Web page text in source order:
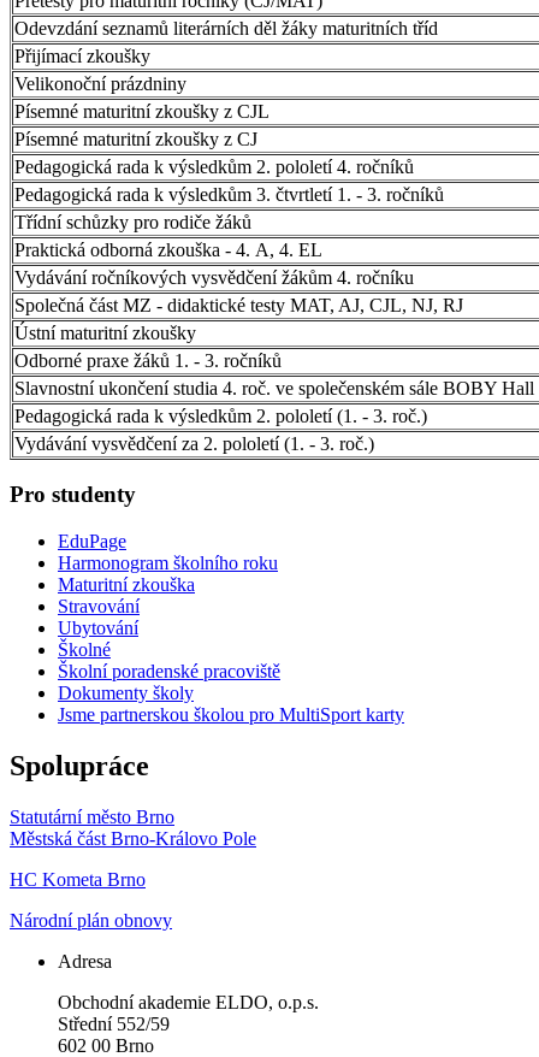
Odevzdání seznamů literárních děl žáky maturitních tříd
Přijímací zkoušky
Velikonoční prázdniny
Písemné maturitní zkoušky z CJL
Písemné maturitní zkoušky z CJ
Pedagogická rada k výsledkům 2. pololetí 4. ročníků
Pedagogická rada k výsledkům 3. čtvrtletí 1. - 3. ročníků
Třídní schůzky pro rodiče žáků
Praktická odborná zkouška - 4. A, 4. EL
Vydávání ročníkových vysvědčení žákům 4. ročníku
Společná část MZ - didaktické testy MAT, AJ, CJL, NJ, RJ
Ústní maturitní zkoušky
Odborné praxe žáků 1. - 3. ročníků
Slavnostní ukončení studia 4. roč. ve společenském sále BOBY Hall
Pedagogická rada k výsledkům 2. pololetí (1. - 3. roč.)
Vydávání vysvědčení za 2. pololetí (1. - 3. roč.)
Pro studenty
EduPage
Harmonogram školního roku
Maturitní zkouška
Stravování
Ubytování
Školné
Školní poradenské pracoviště
Dokumenty školy
Jsme partnerskou školou pro MultiSport karty
Spolupráce
Statutární město Brno
Městská část Brno-Královo Pole
HC Kometa Brno
Národní plán obnovy
Adresa
Obchodní akademie ELDO, o.p.s.
Střední 552/59
602 00 Brno